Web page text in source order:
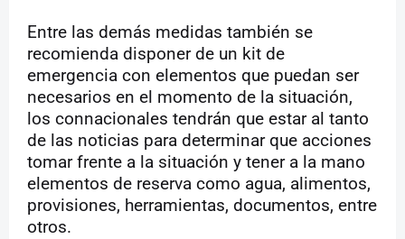
Entre las demás medidas también se
recomienda disponer de un kit de
emergencia con elementos que puedan ser
necesarios en el momento de la situación,
los connacionales tendrán que estar al tanto
de las noticias para determinar que acciones
tomar frente a la situación y tener a la mano
elementos de reserva como agua, alimentos,
provisiones, herramientas, documentos, entre
otros.